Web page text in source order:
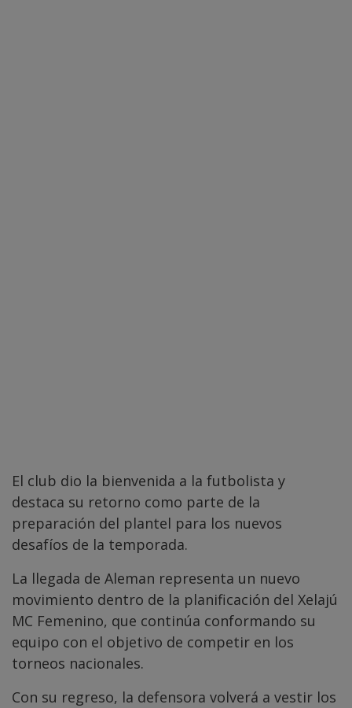
El club dio la bienvenida a la futbolista y
destaca su retorno como parte de la
preparación del plantel para los nuevos
desafíos de la temporada.
La llegada de Aleman representa un nuevo
movimiento dentro de la planificación del Xelajú
MC Femenino, que continúa conformando su
equipo con el objetivo de competir en los
torneos nacionales.
Con su regreso, la defensora volverá a vestir los